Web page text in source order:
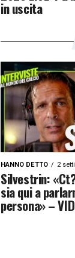
in uscita
HANNO DETTO 2
Silvestrin:
sia qui a
persona» –